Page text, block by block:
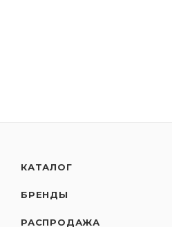
КАТАЛОГ
БРЕНДЫ
РАСПРОДАЖА